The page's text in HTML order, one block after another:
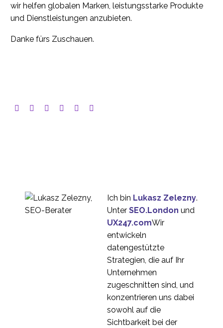
wir helfen globalen Marken, leistungsstarke Produkte
und Dienstleistungen anzubieten.
Danke fürs Zuschauen.
Ich bin Lukasz Zelezny.
Unter SEO.London und
UX247.comWir
entwickeln
datengestützte
Strategien, die auf Ihr
Unternehmen
zugeschnitten sind, und
konzentrieren uns dabei
sowohl auf die
Sichtbarkeit bei der